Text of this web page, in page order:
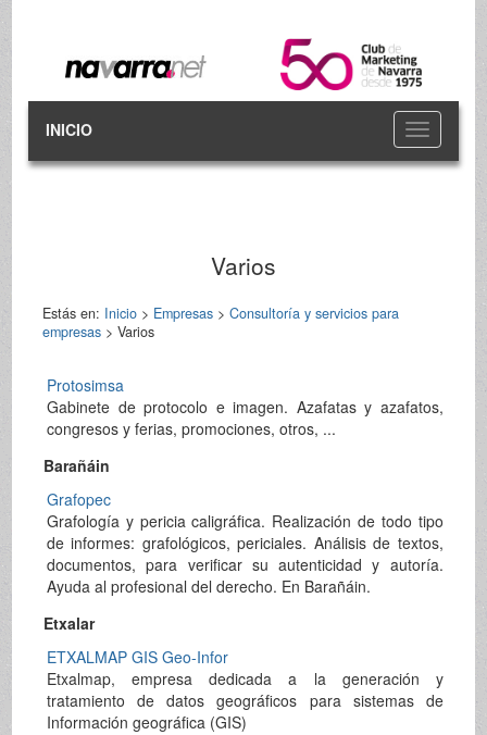
Toggle
navigation
INICIO
Varios
Estás en: Inicio> Empresas> Consultoría y servicios para
empresas> Varios
Protosimsa
Gabinete de protocolo e imagen. Azafatas y azafatos,
congresos y ferias, promociones, otros, ...
Barañáin
Grafopec
Grafología y pericia caligráfica. Realización de todo tipo
de informes: grafológicos, periciales. Análisis de textos,
documentos, para verificar su autenticidad y autoría.
Ayuda al profesional del derecho. En Barañáin.
Etxalar
ETXALMAP GIS Geo-Infor
Etxalmap, empresa dedicada a la generación y
tratamiento de datos geográficos para sistemas de
Información geográfica (GIS)